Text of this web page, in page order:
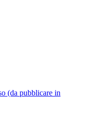
(da pubblicare in